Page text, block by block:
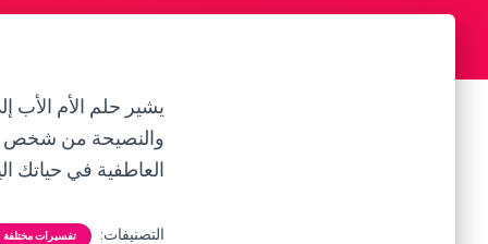
يشير حلم الأم الأب
والنصيحة من شخص
العاطفية في حياتك
التصنيفات: تفسيرات مختلفة